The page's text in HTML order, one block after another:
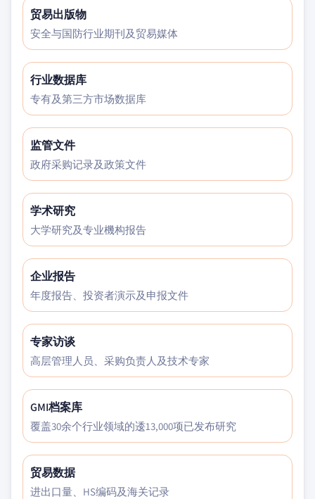
贸易出版物
安全与国防行业期刊及贸易媒体
行业数据库
专有及第三方市场数据库
监管文件
政府采购记录及政策文件
学术研究
大学研究及专业機构报告
企业报告
年度报告、投资者演示及申报文件
专家访谈
高层管理人员、采购负责人及技术专家
GMI档案库
覆盖30余个行业领域的逶13,000项已发布研究
贸易数据
进出口量、HS编码及海关记录